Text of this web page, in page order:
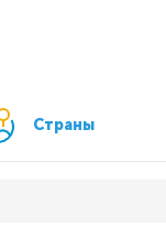
Страны